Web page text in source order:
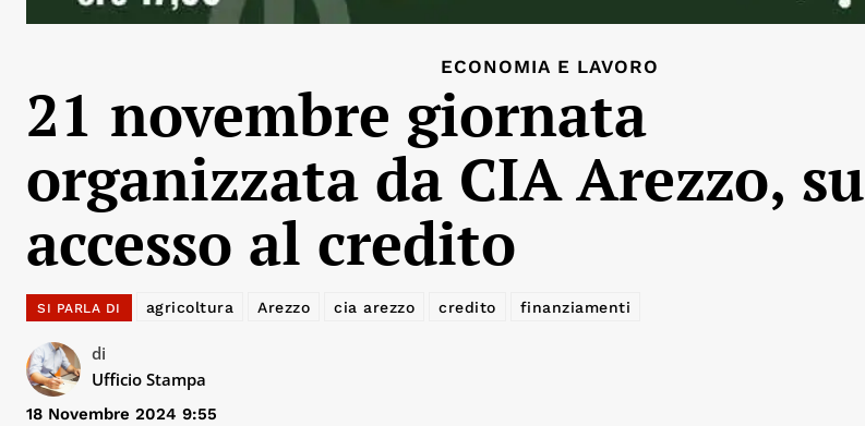
ECONOMIA E LAVORO
21 novembre giornata
organizzata da CIA Arezzo, su
accesso al credito
SI PARLA DI agricoltura Arezzo cia arezzo credito finanziamenti
di
Ufficio Stampa
18 Novembre 2024 9:55